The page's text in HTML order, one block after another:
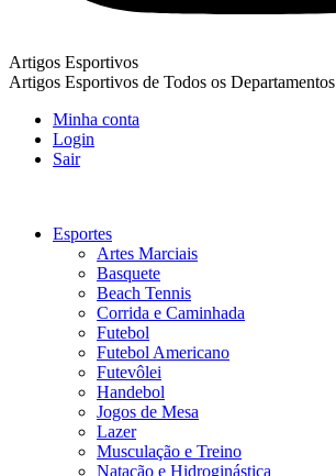
Artigos Esportivos
Artigos Esportivos de Todos os Departamentos
Minha conta
Login
Sair
Esportes
Artes Marciais
Basquete
Beach Tennis
Corrida e Caminhada
Futebol
Futebol Americano
Futevôlei
Handebol
Jogos de Mesa
Lazer
Musculação e Treino
Natação e Hidroginástica